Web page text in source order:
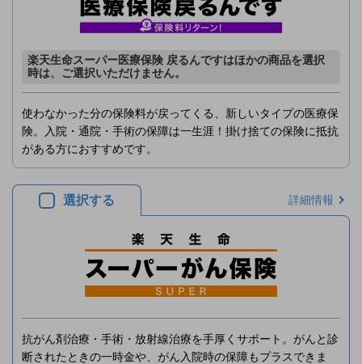
楽天生命スーパー医療保険 戻るんですはほかの商品を選択
時は、ご選択いただけません。
使わなかった分の保険料が戻ってくる、新しいタイプの医療保
険。入院・通院・手術の保障は一生涯！掛け捨ての保険に抵抗
がある方におすすめです。
選択する 詳細情報
抗がん剤治療・手術・放射線治療を手厚くサポート。がんと診
断されたときの一時金や、がん入院時の保障もプラスできま